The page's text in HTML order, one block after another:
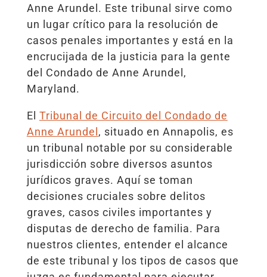
Anne Arundel. Este tribunal sirve como
un lugar crítico para la resolución de
casos penales importantes y está en la
encrucijada de la justicia para la gente
del Condado de Anne Arundel,
Maryland.
El Tribunal de Circuito del Condado de
Anne Arundel, situado en Annapolis, es
un tribunal notable por su considerable
jurisdicción sobre diversos asuntos
jurídicos graves. Aquí se toman
decisiones cruciales sobre delitos
graves, casos civiles importantes y
disputas de derecho de familia. Para
nuestros clientes, entender el alcance
de este tribunal y los tipos de casos que